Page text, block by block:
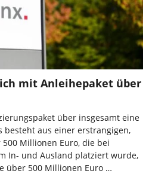
mit Anleihepaket über
über insgesamt eine
besteht aus einer erstrangigen,
Millionen Euro, die bei
In- und Ausland platziert wurde,
über 500 Millionen Euro …